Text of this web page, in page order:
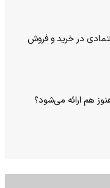
در خرید و فروش
هم ارائه می‌شود؟